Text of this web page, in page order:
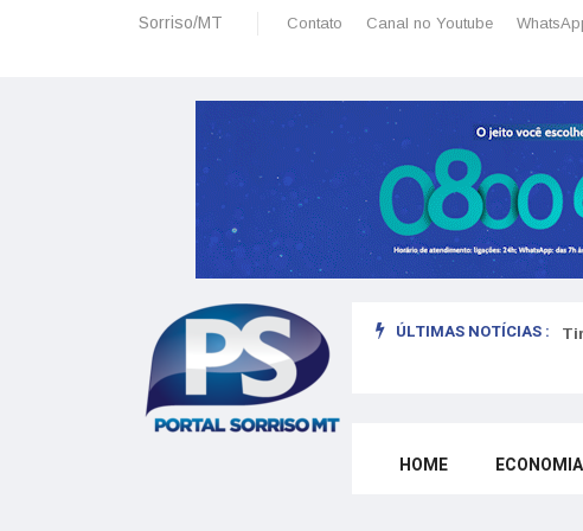
Sorriso/MT Contato Canal no Youtube
ÚLTIMAS NOTÍCIAS :
planeamento financeiro detalhado para não passar sufoco
HOME ECONOMIA